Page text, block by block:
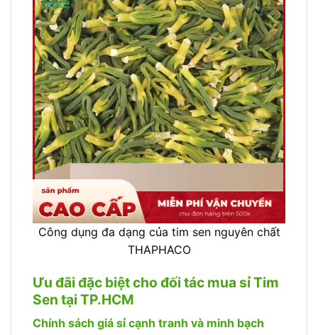
Công dụng đa dạng của tim sen nguyên chất
THAPHACO
Ưu đãi đặc biệt cho đối tác mua sỉ Tim
Sen tại TP.HCM
Chính sách giá sỉ cạnh tranh và minh bạch